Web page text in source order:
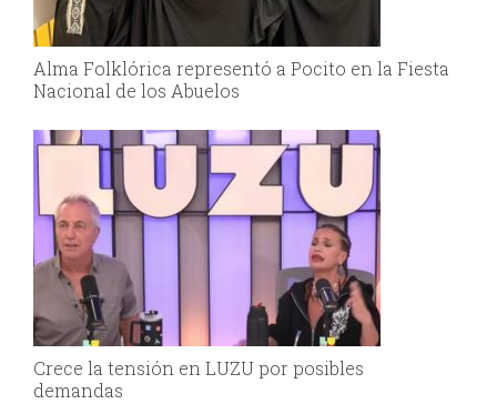
Alma Folklórica representó a Pocito en la Fiesta
Nacional de los Abuelos
Crece la tensión en LUZU por posibles
demandas